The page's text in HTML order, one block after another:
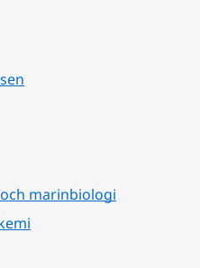
marinbiologi